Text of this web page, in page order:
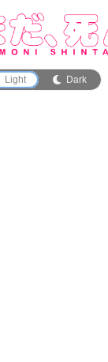
Light Dark